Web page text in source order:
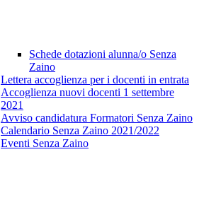
Schede dotazioni alunna/o Senza
Zaino
Lettera accoglienza per i docenti in entrata
Accoglienza nuovi docenti 1 settembre
2021
Avviso candidatura Formatori Senza Zaino
Calendario Senza Zaino 2021/2022
Eventi Senza Zaino